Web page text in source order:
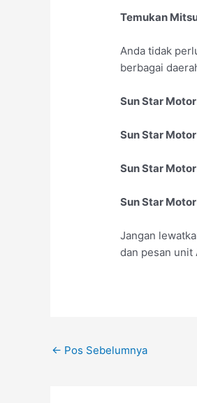
Temukan
Anda tidak
berbagai
Sun Star
Sun Star
Sun Star
Sun Star
Jangan
dan pesan unit
← Pos Sebelumnya